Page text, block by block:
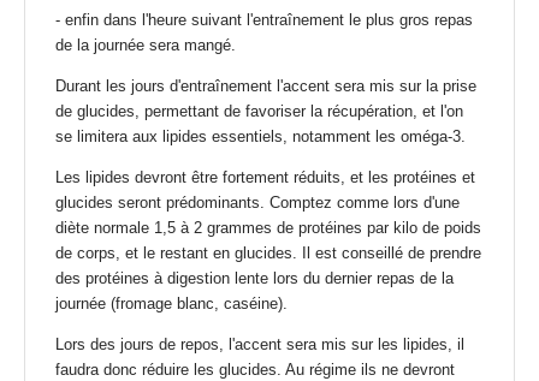
- enfin dans l'heure suivant l'entraînement le plus gros repas
de la journée sera mangé.
Durant les jours d'entraînement l'accent sera mis sur la prise
de glucides, permettant de favoriser la récupération, et l'on
se limitera aux lipides essentiels, notamment les oméga-3.
Les lipides devront être fortement réduits, et les protéines et
glucides seront prédominants. Comptez comme lors d'une
diète normale 1,5 à 2 grammes de protéines par kilo de poids
de corps, et le restant en glucides. Il est conseillé de prendre
des protéines à digestion lente lors du dernier repas de la
journée (fromage blanc, caséine).
Lors des jours de repos, l'accent sera mis sur les lipides, il
faudra donc réduire les glucides. Au régime ils ne devront